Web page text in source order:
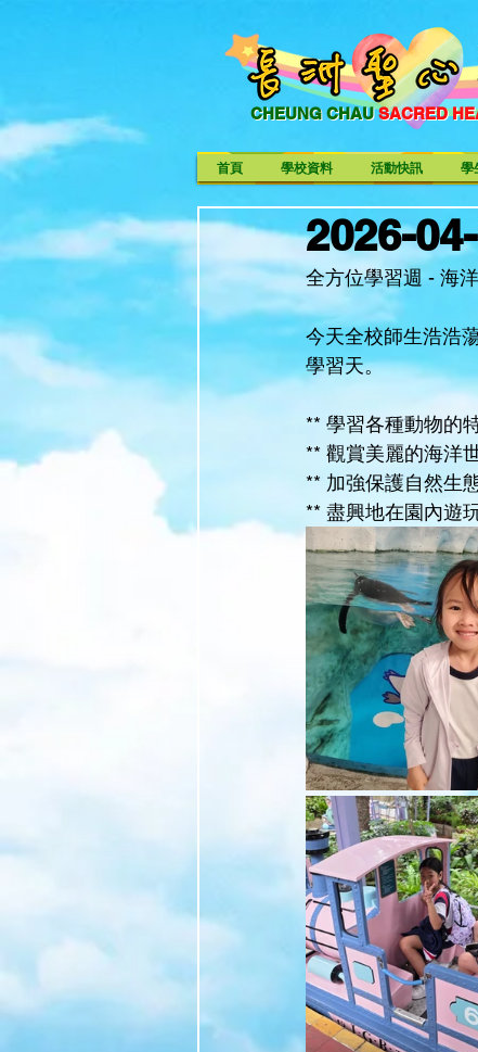
CHEUNG CHAU SACRED
CHEUNG CHAU SACRED
首頁 學校資料 活動快訊 學
2026-
全方位學習週 - 海
今天全校師生浩浩
學習天。
** 學習各種動物的
** 觀賞美麗的海洋
** 加強保護自然生
** 盡興地在園內遊